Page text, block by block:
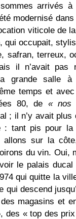
arrivés
modernisé
viticole de
qui occupait,
safran, terreux,
il n’avait pas
grande salle à
temps et
80, de « nos
; il n’y avait plus
tant pis pour la
allons sur la
du vin. Oui,
le palais
qui quitte la
qui descend
magasins et
des « top des